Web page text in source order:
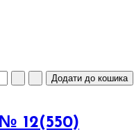
№ 12(550)